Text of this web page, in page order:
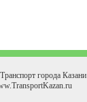
города Казани